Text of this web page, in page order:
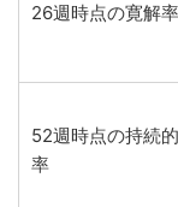
26週時点の寛解率
52週時点の持続
率